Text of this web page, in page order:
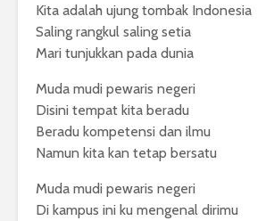
Kita adalah ujung tombak Indonesia
Saling rangkul saling setia
Mari tunjukkan pada dunia
Muda mudi pewaris negeri
Disini tempat kita beradu
Beradu kompetensi dan ilmu
Namun kita kan tetap bersatu
Muda mudi pewaris negeri
Di kampus ini ku mengenal dirimu